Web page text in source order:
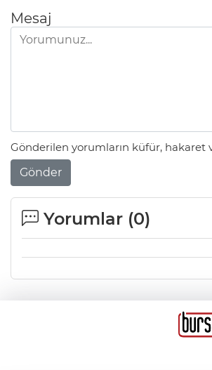
Mesaj
Gönderilen yorumların küfür, hakaret
Gönder
Yorumlar (0)